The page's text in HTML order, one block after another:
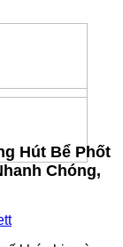
Hút Bể Phốt
Chóng,